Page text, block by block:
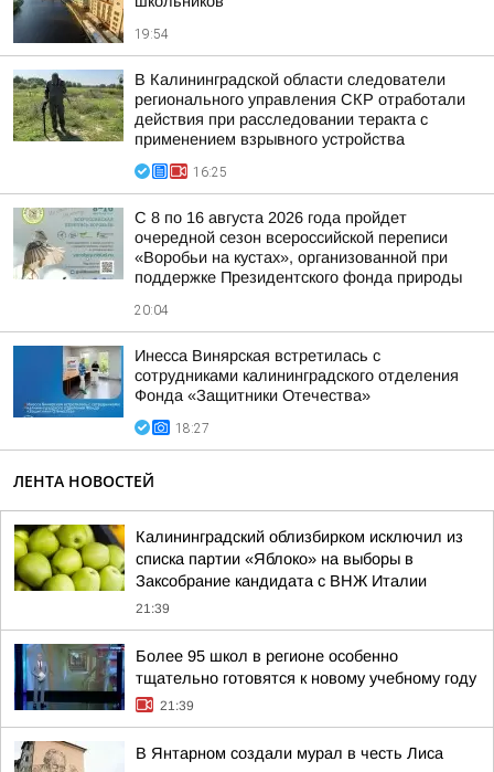
19:54
В Калининградской области следователи
регионального управления СКР отработали
действия при расследовании теракта с
применением взрывного устройства
16:25
С 8 по 16 августа 2026 года пройдет
очередной сезон всероссийской переписи
«Воробьи на кустах», организованной при
поддержке Президентского фонда природы
20:04
Инесса Винярская встретилась с
сотрудниками калининградского отделения
Фонда «Защитники Отечества»
18:27
ЛЕНТА НОВОСТЕЙ
Калининградский облизбирком исключил из
списка партии «Яблоко» на выборы в
Заксобрание кандидата с ВНЖ Италии
21:39
Более 95 школ в регионе особенно
тщательно готовятся к новому учебному году
21:39
В Янтарном создали мурал в честь Лиса